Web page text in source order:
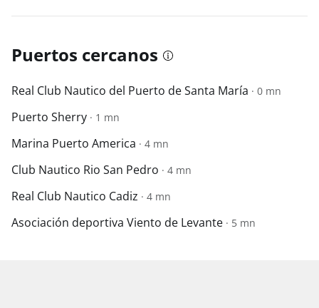
Puertos cercanos
Real Club Nautico del Puerto de Santa María · 0 mn
Puerto Sherry · 1 mn
Marina Puerto America · 4 mn
Club Nautico Rio San Pedro · 4 mn
Real Club Nautico Cadiz · 4 mn
Asociación deportiva Viento de Levante · 5 mn